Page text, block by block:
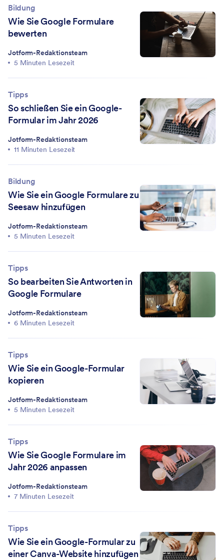
Bildung
Wie Sie Google Formulare
bewerten
Jotform-Redaktionsteam
5 Minuten Lesezeit
Tipps
So schließen Sie ein Google-
Formular im Jahr 2026
Jotform-Redaktionsteam
11 Minuten Lesezeit
Bildung
Wie Sie ein Google Formulare zu
Seesaw hinzufügen
Jotform-Redaktionsteam
5 Minuten Lesezeit
Tipps
So bearbeiten Sie Antworten in
Google Formulare
Jotform-Redaktionsteam
6 Minuten Lesezeit
Tipps
Wie Sie ein Google-Formular
kopieren
Jotform-Redaktionsteam
5 Minuten Lesezeit
Tipps
Wie Sie Google Formulare im
Jahr 2026 anpassen
Jotform-Redaktionsteam
7 Minuten Lesezeit
Tipps
Wie Sie ein Google-Formular zu
einer Canva-Website hinzufügen